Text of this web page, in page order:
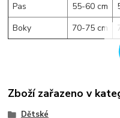
Pas
55-60 cm
Boky
70-75 cm
Zboží zařazeno v
Dětské